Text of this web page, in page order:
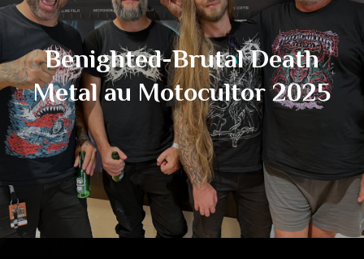
Benighted-Brutal Death
Metal au Motocultor 2025